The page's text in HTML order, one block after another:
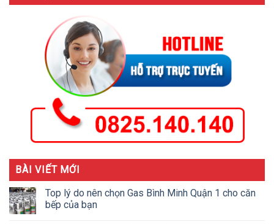
BÀI VIẾT MỚI
Top lý do nên chọn Gas Bình Minh Quận 1 cho căn
bếp của bạn